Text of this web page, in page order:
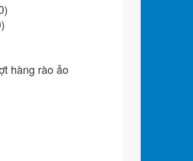
hàng rào ảo